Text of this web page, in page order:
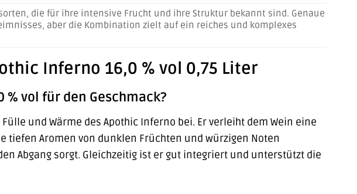
die für ihre intensive Frucht und ihre Struktur bekannt sind. Genaue
aber die Kombination zielt auf ein reiches und komplexes
Inferno 16,0 % vol 0,75 Liter
vol für den Geschmack?
und Wärme des Apothic Inferno bei. Er verleiht dem Wein eine
Aromen von dunklen Früchten und würzigen Noten
Abgang sorgt. Gleichzeitig ist er gut integriert und unterstützt die